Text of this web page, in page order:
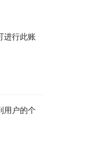
进行此账
用户的个